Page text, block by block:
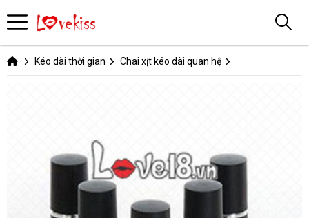
Kéo dài thời gian Chai xịt kéo dài quan hệ